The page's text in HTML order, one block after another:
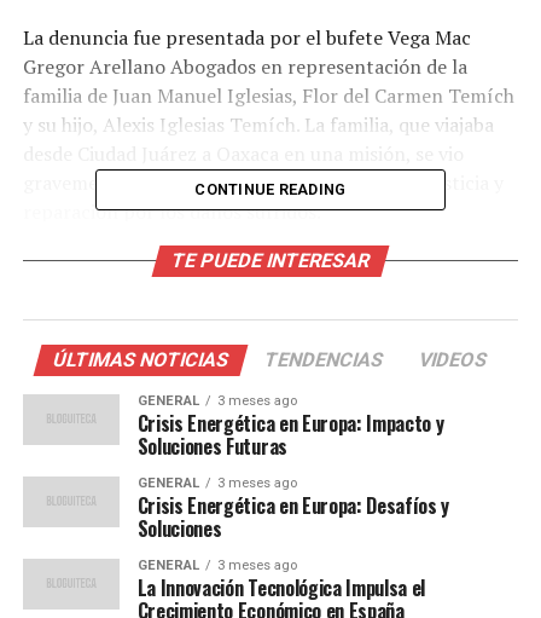
La denuncia fue presentada por el bufete Vega Mac
Gregor Arellano Abogados en representación de la
familia de Juan Manuel Iglesias, Flor del Carmen Temích
y su hijo, Alexis Iglesias Temích. La familia, que viajaba
gravemente afectada por el accidente y busca justicia y
reparación por los daños sufridos.
Detalles de la denuncia y
contexto del accidente
El abogado Adrián Arellano, representante de la familia,
subrayó la importancia de esta denuncia para asegurar
que el caso no se olvide con el tiempo. “Son una familia
que venía de misiones de Ciudad Juárez a Oaxaca,
lamentablemente no pudieron arribar a su destino
producto de este descarrilamiento,” explicó Arellano.
dos años.
CONTINUE READING
TE PUEDE INTERESAR
ÚLTIMAS NOTICIAS TENDENCIAS VIDEOS
GENERAL 3 meses ago
Crisis Energética en Europa: Impacto y
Soluciones Futuras
GENERAL 3 meses ago
Crisis Energética en Europa: Desafíos y
Soluciones
GENERAL 3 meses ago
La Innovación Tecnológica Impulsa el
Crecimiento Económico en España